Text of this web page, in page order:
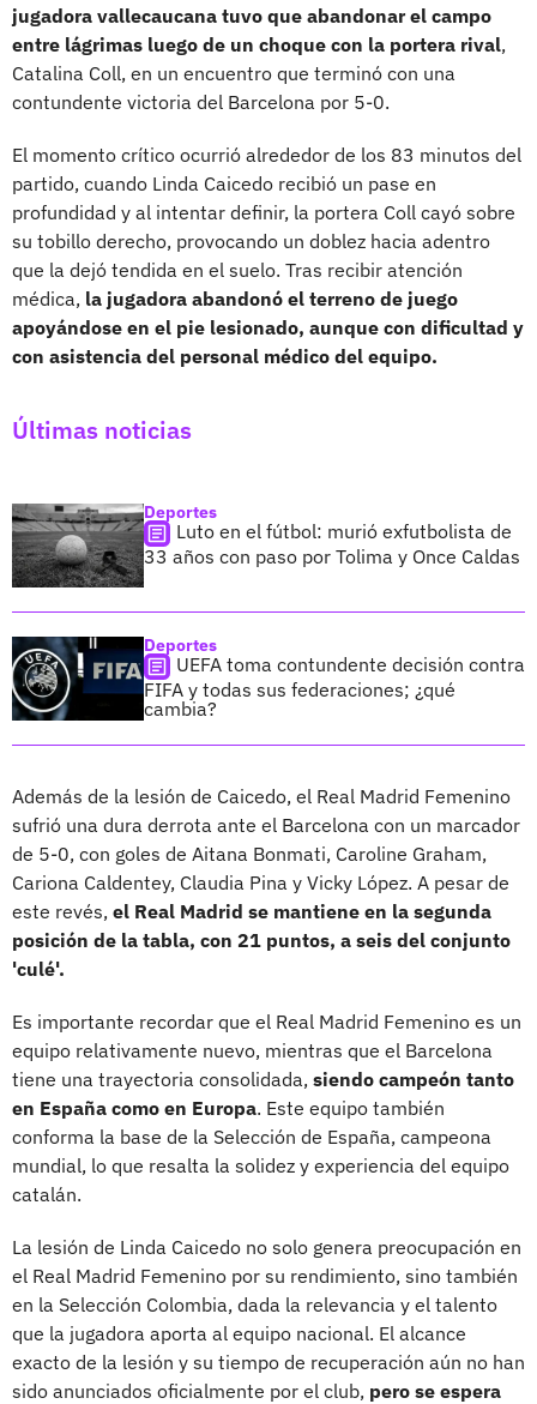
jugadora vallecaucana tuvo que abandonar el campo
entre lágrimas luego de un choque con la portera rival,
Catalina Coll, en un encuentro que terminó con una
contundente victoria del Barcelona por 5-0.
El momento crítico ocurrió alrededor de los 83 minutos del
partido, cuando Linda Caicedo recibió un pase en
profundidad y al intentar definir, la portera Coll cayó sobre
su tobillo derecho, provocando un doblez hacia adentro
que la dejó tendida en el suelo. Tras recibir atención
médica, la jugadora abandonó el terreno de juego
apoyándose en el pie lesionado, aunque con dificultad y
con asistencia del personal médico del equipo.
Últimas noticias
Deportes
Luto en el fútbol: murió exfutbolista de
33 años con paso por Tolima y Once Caldas
Deportes
UEFA toma contundente decisión contra
FIFA y todas sus federaciones; ¿qué
cambia?
Además de la lesión de Caicedo, el Real Madrid Femenino
sufrió una dura derrota ante el Barcelona con un marcador
de 5-0, con goles de Aitana Bonmati, Caroline Graham,
Cariona Caldentey, Claudia Pina y Vicky López. A pesar de
este revés, el Real Madrid se mantiene en la segunda
posición de la tabla, con 21 puntos, a seis del conjunto
'culé'.
Es importante recordar que el Real Madrid Femenino es un
equipo relativamente nuevo, mientras que el Barcelona
tiene una trayectoria consolidada, siendo campeón tanto
en España como en Europa. Este equipo también
conforma la base de la Selección de España, campeona
mundial, lo que resalta la solidez y experiencia del equipo
catalán.
La lesión de Linda Caicedo no solo genera preocupación en
el Real Madrid Femenino por su rendimiento, sino también
en la Selección Colombia, dada la relevancia y el talento
que la jugadora aporta al equipo nacional. El alcance
exacto de la lesión y su tiempo de recuperación aún no han
sido anunciados oficialmente por el club, pero se espera